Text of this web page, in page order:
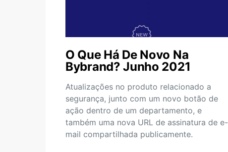
O Que Há De Novo Na
Bybrand? Junho 2021
Atualizações no produto relacionado a
segurança, junto com um novo botão de
ação dentro de um departamento, e
também uma nova URL de assinatura de e-
mail compartilhada publicamente.